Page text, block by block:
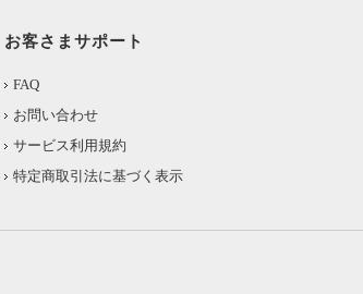
お客さまサポート
FAQ
お問い合わせ
サービス利用規約
特定商取引法に基づく表示